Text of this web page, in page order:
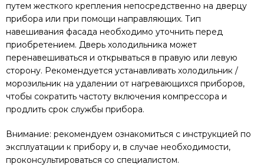
путем жесткого крепления непосредственно на дверцу
прибора или при помощи направляющих. Тип
навешивания фасада необходимо уточнить перед
приобретением. Дверь холодильника может
перенавешиваться и открываться в правую или левую
сторону. Рекомендуется устанавливать холодильник /
морозильник на удалении от нагревающихся приборов,
чтобы сократить частоту включения компрессора и
продлить срок службы прибора.
Внимание: рекомендуем ознакомиться с инструкцией по
эксплуатации к прибору и, в случае необходимости,
проконсультироваться со специалистом.